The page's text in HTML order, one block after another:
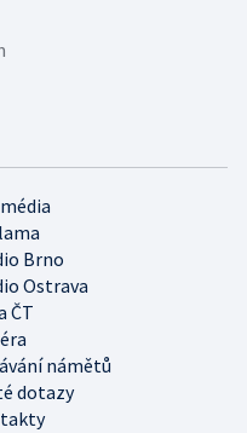
Brno
Ostrava
ČT
námětů
dotazy